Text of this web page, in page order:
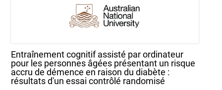
Entraînement cognitif assisté par ordinateur
pour les personnes âgées présentant un risque
accru de démence en raison du diabète :
résultats d'un essai contrôlé randomisé